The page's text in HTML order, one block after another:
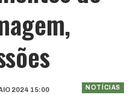
NOTÍCIAS
2024 15:00